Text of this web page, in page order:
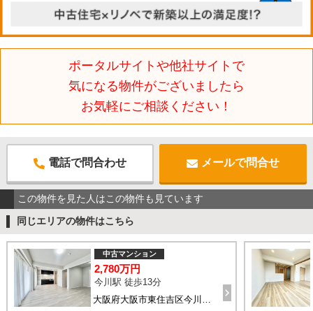
ポータルサイトや他社サイトで
気になる物件がございましたら
お気軽にご相談ください！
電話で問合わせ メールで問合せ
この物件を見た人はこの物件も見ています
同じエリアの物件はこちら
大阪府大阪市東住吉区今川5-3-8
中古マンション
2,780万円
今川駅 徒歩13分